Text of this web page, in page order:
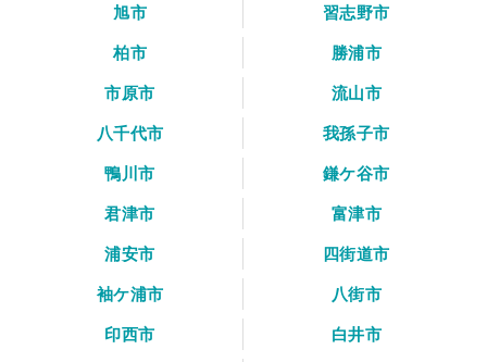
旭市
習志野市
柏市
勝浦市
市原市
流山市
八千代市
我孫子市
鴨川市
鎌ケ谷市
君津市
富津市
浦安市
四街道市
袖ケ浦市
八街市
印西市
白井市